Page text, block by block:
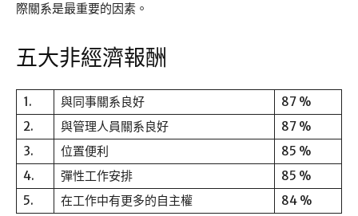
際關系是最重要的因素。
五大非經濟報酬
1. 與同事關系良好
87 %
2.
與管理人員關系良好
87 %
3.
位置便利
85 %
4.
彈性工作安排
85 %
5.
在工作中有更多的自主權 84 %